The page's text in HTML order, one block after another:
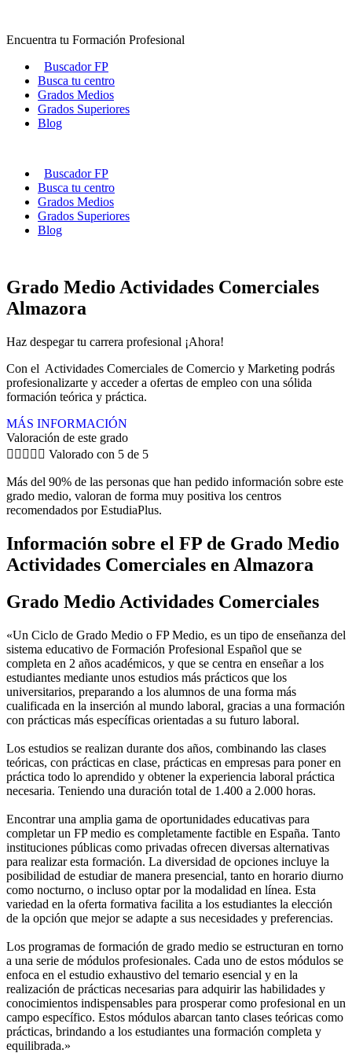
contenido
Encuentra tu Formación Profesional
Buscador FP
Busca tu centro
Grados Medios
Grados Superiores
Blog
Buscador FP
Busca tu centro
Grados Medios
Grados Superiores
Blog
Grado Medio Actividades Comerciales
Almazora
Haz despegar tu carrera profesional ¡Ahora!
Con el Actividades Comerciales de Comercio y Marketing podrás
profesionalizarte y acceder a ofertas de empleo con una sólida
formación teórica y práctica.
MÁS INFORMACIÓN
Valoración de este grado
     Valorado con 5 de 5
Más del 90% de las personas que han pedido información sobre este
grado medio, valoran de forma muy positiva los centros
recomendados por EstudiaPlus.
Información sobre el FP de Grado Medio
Actividades Comerciales en Almazora
Grado Medio Actividades Comerciales
«Un Ciclo de Grado Medio o FP Medio, es un tipo de enseñanza del
sistema educativo de Formación Profesional Español que se
completa en 2 años académicos, y que se centra en enseñar a los
estudiantes mediante unos estudios más prácticos que los
universitarios, preparando a los alumnos de una forma más
cualificada en la inserción al mundo laboral, gracias a una formación
con prácticas más específicas orientadas a su futuro laboral.
Los estudios se realizan durante dos años, combinando las clases
teóricas, con prácticas en clase, prácticas en empresas para poner en
práctica todo lo aprendido y obtener la experiencia laboral práctica
necesaria. Teniendo una duración total de 1.400 a 2.000 horas.
Encontrar una amplia gama de oportunidades educativas para
completar un FP medio es completamente factible en España. Tanto
instituciones públicas como privadas ofrecen diversas alternativas
para realizar esta formación. La diversidad de opciones incluye la
posibilidad de estudiar de manera presencial, tanto en horario diurno
como nocturno, o incluso optar por la modalidad en línea. Esta
variedad en la oferta formativa facilita a los estudiantes la elección
de la opción que mejor se adapte a sus necesidades y preferencias.
Los programas de formación de grado medio se estructuran en torno
a una serie de módulos profesionales. Cada uno de estos módulos se
enfoca en el estudio exhaustivo del temario esencial y en la
realización de prácticas necesarias para adquirir las habilidades y
conocimientos indispensables para prosperar como profesional en un
campo específico. Estos módulos abarcan tanto clases teóricas como
prácticas, brindando a los estudiantes una formación completa y
equilibrada.»